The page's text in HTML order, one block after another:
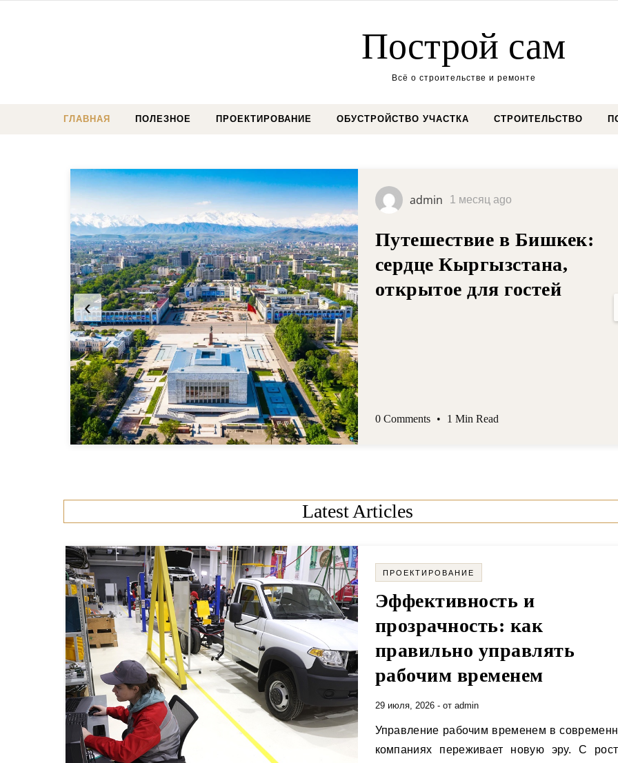
Построй сам
Всё о строительстве и ремонте
ГЛАВНАЯ ПОЛЕЗНОЕ ПРОЕКТИРОВАНИЕ ОБУСТРОЙСТВО УЧАСТКА СТРОИТЕЛЬСТВО
admin 2 месяца ago
Видеонаблюдение в
многоквартирном доме:
законность, согласование и
0 Comments • 1 Min Read
‹
Latest Articles
ПРОЕКТИРОВАНИЕ
Эффективность и
прозрачность: как
правильно управлять
рабочим временем
29 июля, 2026 - от admin
Управление рабочим временем в современных
компаниях переживает новую эру. С